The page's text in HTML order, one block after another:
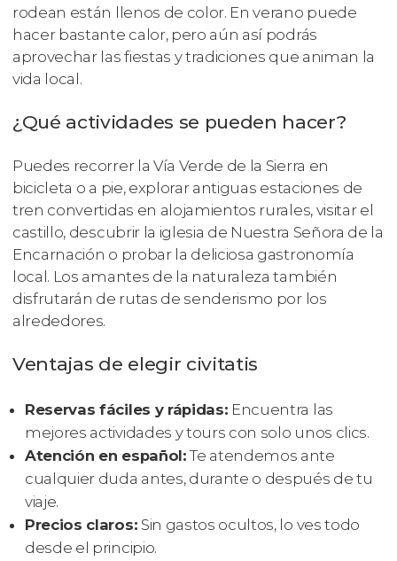
rodean están llenos de color. En verano puede
hacer bastante calor, pero aún así podrás
aprovechar las fiestas y tradiciones que animan la
vida local.
¿Qué actividades se pueden hacer?
Puedes recorrer la Vía Verde de la Sierra en
bicicleta o a pie, explorar antiguas estaciones de
tren convertidas en alojamientos rurales, visitar el
castillo, descubrir la iglesia de Nuestra Señora de la
Encarnación o probar la deliciosa gastronomía
local. Los amantes de la naturaleza también
disfrutarán de rutas de senderismo por los
alrededores.
Ventajas de elegir civitatis
Reservas fáciles y rápidas: Encuentra las
mejores actividades y tours con solo unos clics.
Atención en español:Te atendemos ante
cualquier duda antes, durante o después de tu
viaje.
Precios claros: Sin gastos ocultos, lo ves todo
desde el principio.